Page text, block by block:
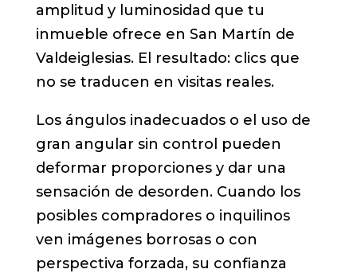
amplitud y luminosidad que tu
inmueble ofrece en San Martín de
Valdeiglesias. El resultado: clics que
no se traducen en visitas reales.
Los ángulos inadecuados o el uso de
gran angular sin control pueden
deformar proporciones y dar una
sensación de desorden. Cuando los
posibles compradores o inquilinos
ven imágenes borrosas o con
perspectiva forzada, su confianza